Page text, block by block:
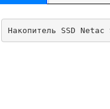
Накопитель SSD Netac